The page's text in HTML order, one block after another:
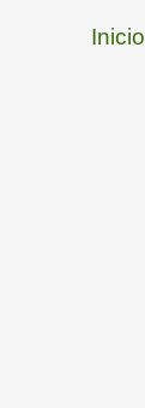
Inicio